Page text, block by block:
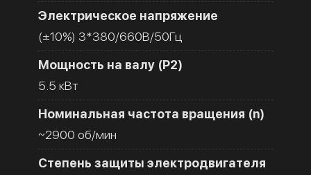
Электрическое напряжение
(±10%) 3*380/660В/50Гц
Мощность на валу (Р2)
5.5 кВт
Номинальная частота вращения (n)
~2900 об/мин
Степень защиты электродвигателя